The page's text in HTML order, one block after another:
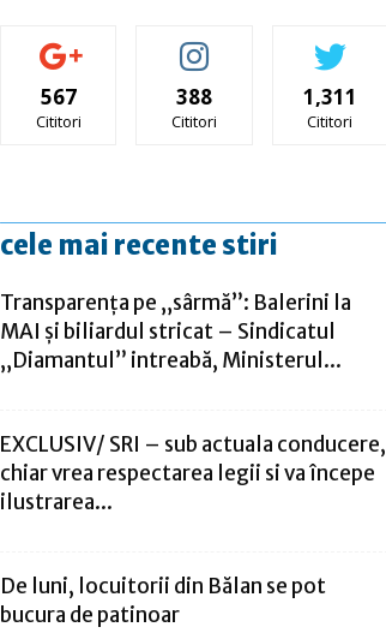
567
Cititori
388
Cititori
1,311
Cititori
cele mai recente stiri
Transparența pe „sârmă”: Balerini la
MAI și biliardul stricat – Sindicatul
„Diamantul” intreabă, Ministerul...
EXCLUSIV/ SRI – sub actuala conducere,
chiar vrea respectarea legii si va începe
ilustrarea...
De luni, locuitorii din Bălan se pot
bucura de patinoar